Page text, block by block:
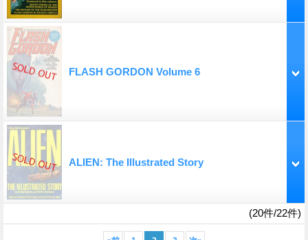
FLASH GORDON Volume 6
ALIEN: The Illustrated Story
(20件/22件)